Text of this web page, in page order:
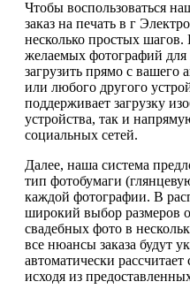
Чтобы воспользоваться
заказ на печать в г
несколько простых шагов.
желаемых фотографий
загрузить прямо с вашего
или любого другого
поддерживает загрузку
устройства, так и
социальных сетей.
Далее, наша система
тип фотобумаги
каждой фотографии. В
широкий выбор размеров
свадебных фото в
все нюансы заказа будут
автоматически
исходя из